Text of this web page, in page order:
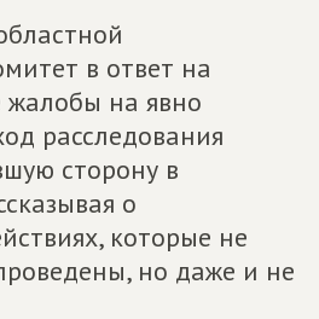
в ответ на
жалобы на явно
расследования
сторону в
о
которые не
но даже и не